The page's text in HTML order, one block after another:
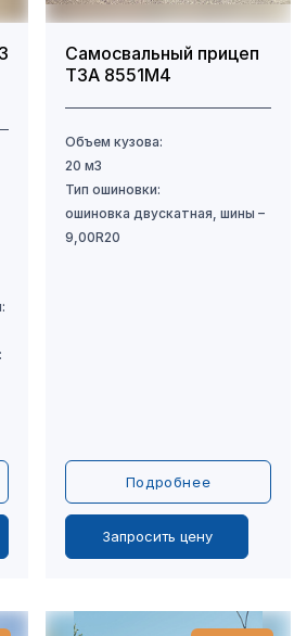
Самосвальный прицеп
ТЗА 8551М4
Подробнее
Запросить цену